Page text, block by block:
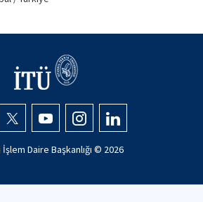
İşlem Daire Başkanlığı © 2026